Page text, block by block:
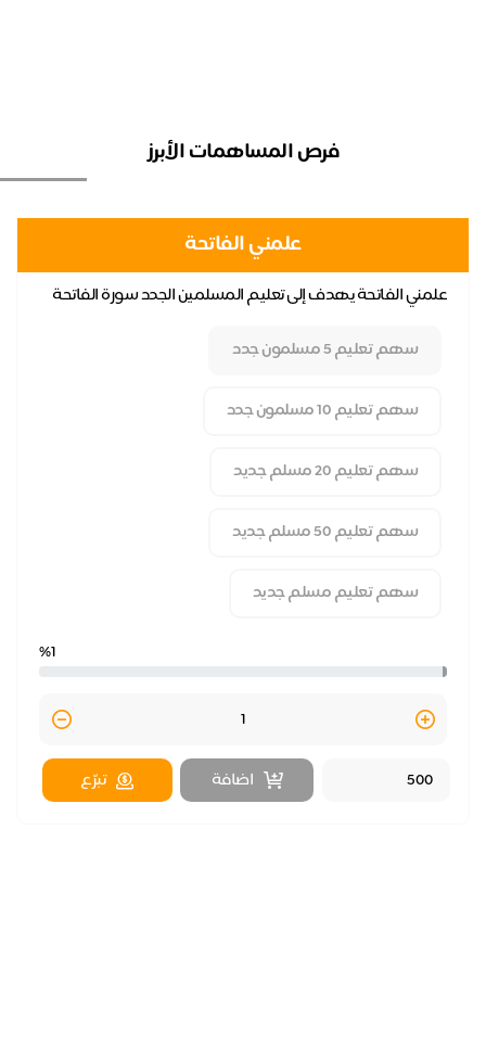
فرص المساهمات الأبرز
علمني الفاتحة
علمني الفاتحة يهدف إلى تعليم المسلمين الجدد سورة الفاتحة
سهم تعليم 5 مسلمون جدد
سهم تعليم 10 مسلمون جدد
سهم تعليم 20 مسلم جديد
سهم تعليم 50 مسلم جديد
سهم تعليم مسلم جديد
Quantity
اضافة
تبرّع